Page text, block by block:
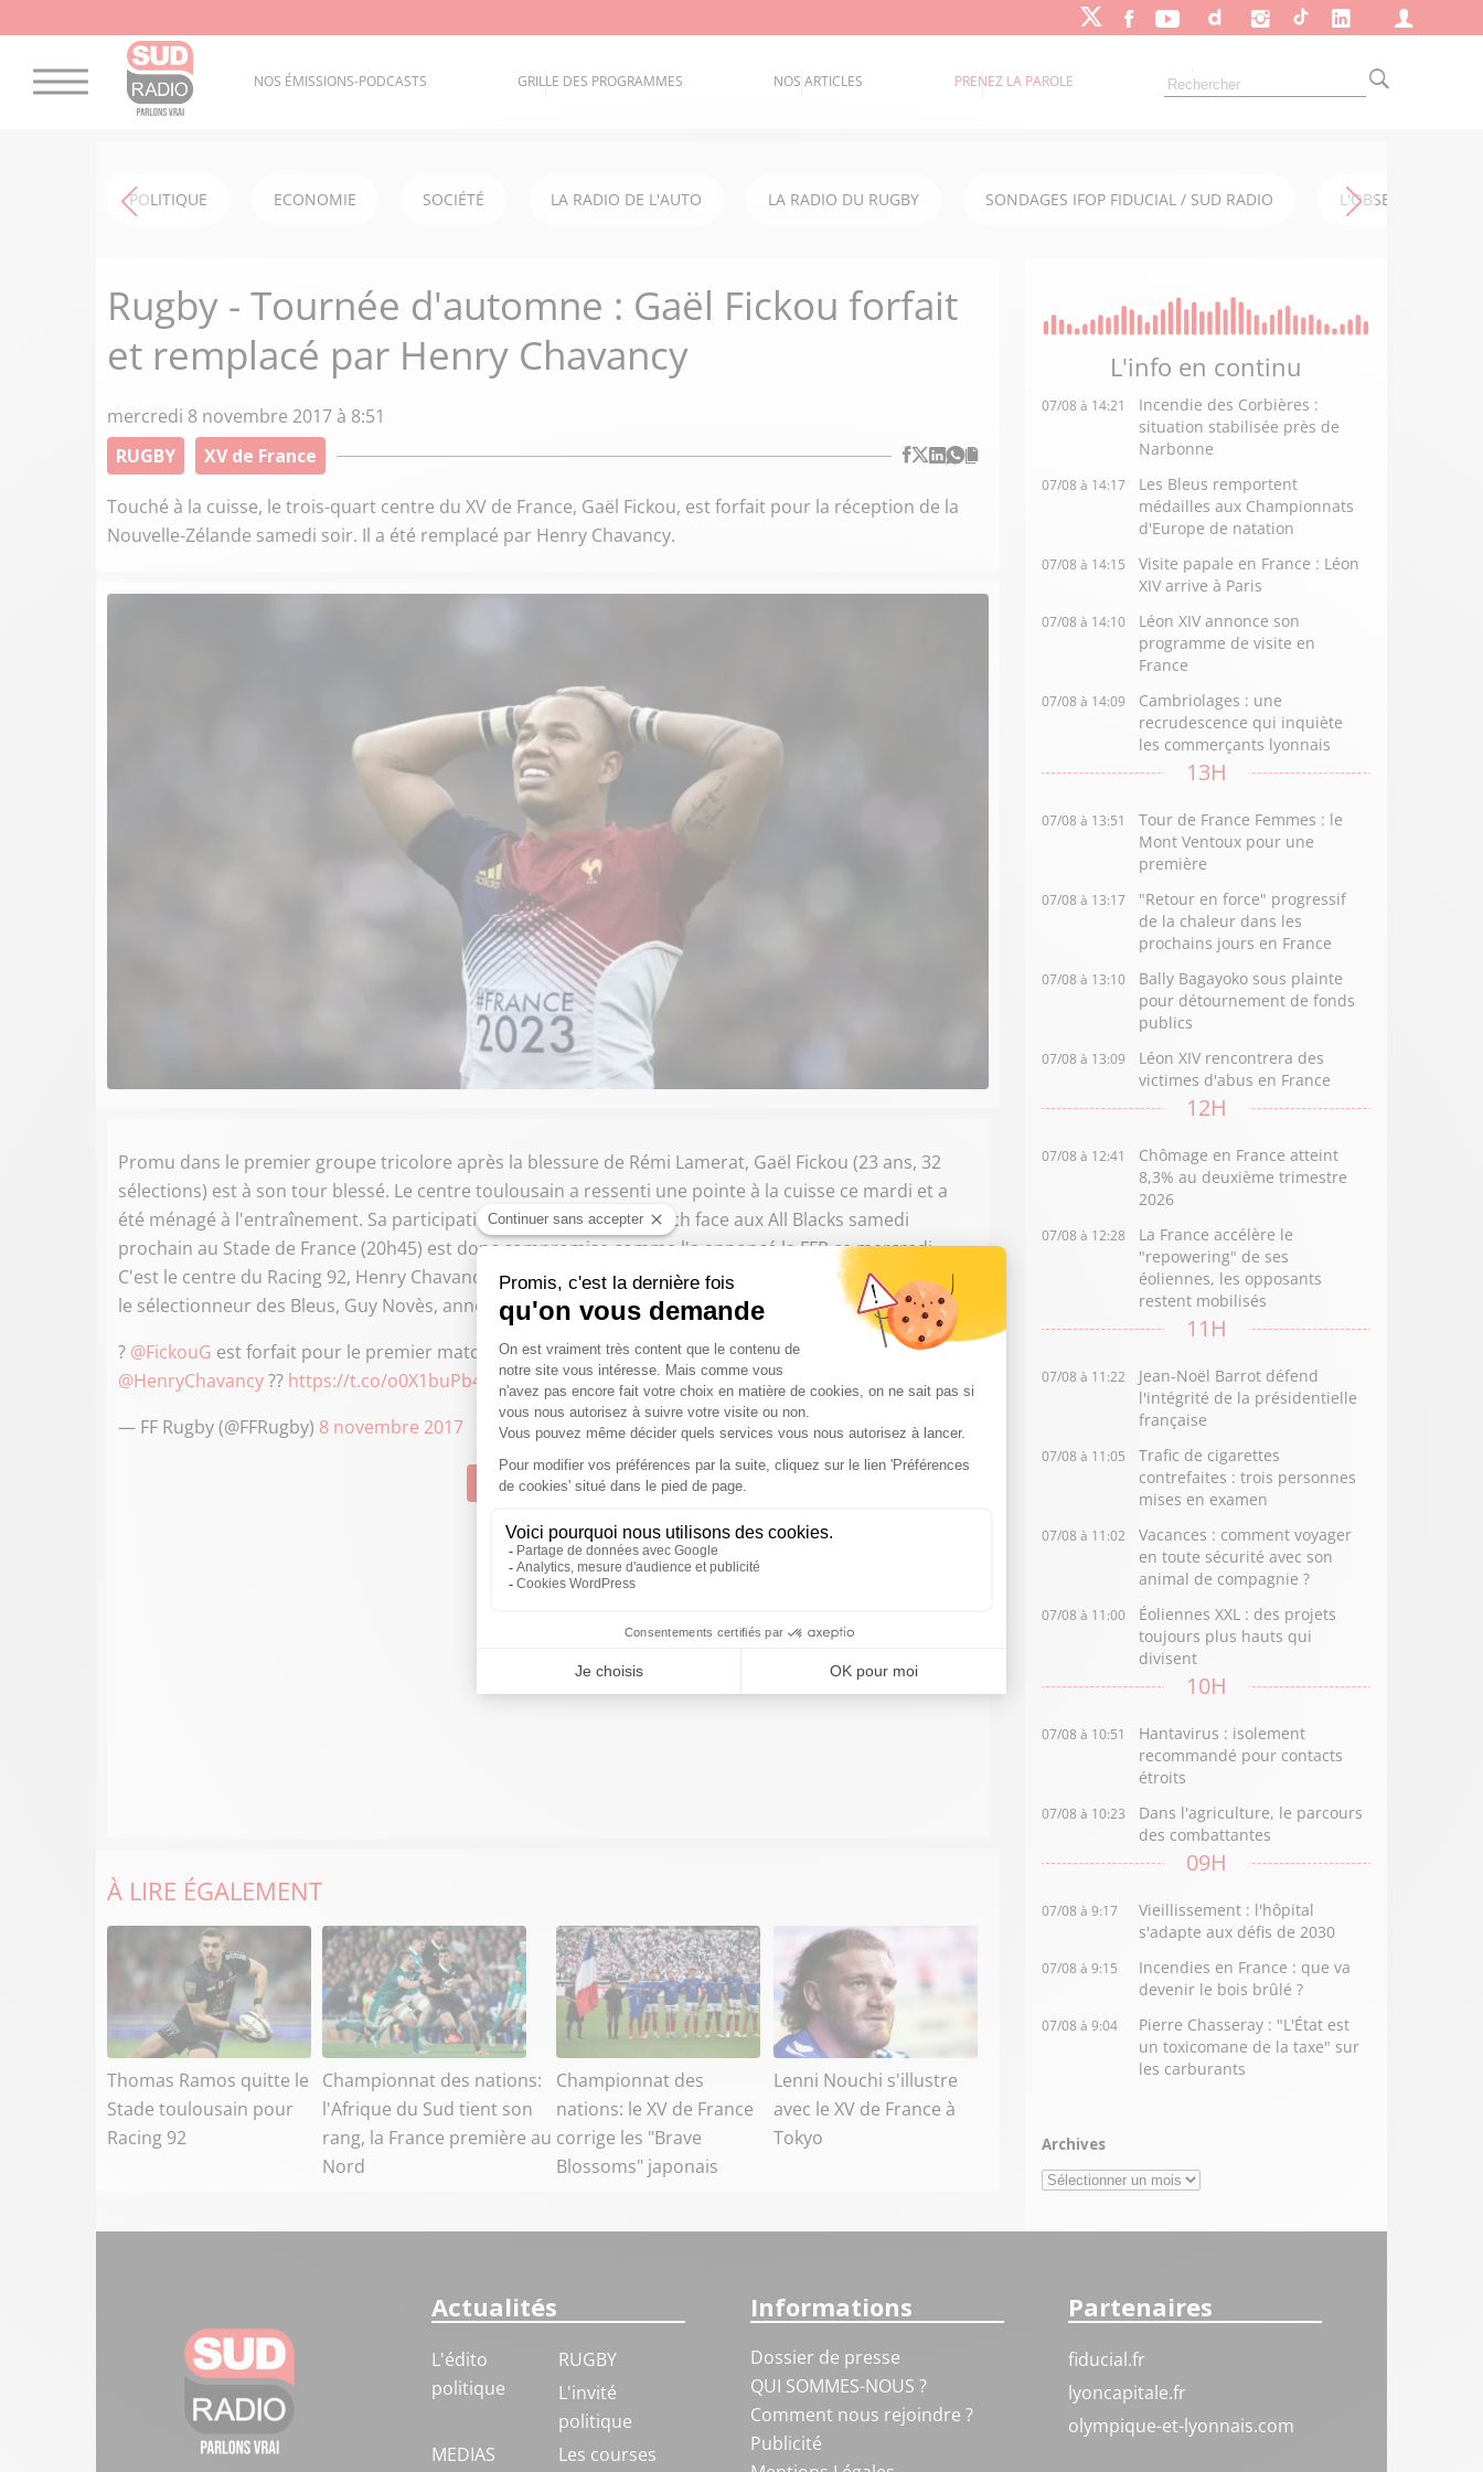
NOS ÉMISSIONS-PODCASTS GRILLE DES PROGRAMMES NOS ARTICLES PRENEZ LA PAROLE
POLITIQUE ECONOMIE SOCIÉTÉ LA RADIO DE L'AUTO LA RADIO DU RUGBY SONDAGES IFOP FIDUCIAL / SUD RADIO L'OBSERVATOIRE
Rugby - Tournée d'automne : Gaël Fickou forfait
et remplacé par Henry Chavancy
mercredi 8 novembre 2017 à 8:51
RUGBY
XV de France
Touché à la cuisse, le trois-quart centre du XV de France, Gaël Fickou, est forfait pour la réception de la
Nouvelle-Zélande samedi soir. Il a été remplacé par Henry Chavancy.
Promu dans le premier groupe tricolore après la blessure de Rémi Lamerat, Gaël Fickou (23 ans, 32
sélections) est à son tour blessé. Le centre toulousain a ressenti une pointe à la cuisse ce mardi et a
été ménagé à l'entraînement. Sa participation au premier test-match face aux All Blacks samedi
prochain au Stade de France (20h45) est donc compromise comme l'a annoncé la FFR ce mercredi.
C'est le centre du Racing 92, Henry Chavancy, qui a été appelé pour le remplacé. Pour rappel,
le sélectionneur des Bleus, Guy Novès, annoncera la composition du XV de France ce jeudi à 14h15.
? @FickouG est forfait pour le premier match samedi contre les@AllBlacks. Il est remplacé par
@HenryChavancy?? https://t.co/o0X1buPb43 #soutienslexv#FRANZpic.twitter.com/4NkWaZK5Bc
— FF Rugby (@FFRugby) 8 novembre 2017
Suivre Sud Radio
À LIRE ÉGALEMENT
Thomas Ramos quitte le
Stade toulousain pour
Racing 92
Championnat des nations:
l'Afrique du Sud tient son
rang, la France première au
Nord
Championnat des
nations: le XV de France
corrige les "Brave
Blossoms" japonais
Lenni Nouchi s'illustre
avec le XV de France à
Tokyo
L'info en continu
07/08 à 14:21
Incendie des Corbières :
situation stabilisée près de
Narbonne
07/08 à 14:17
Les Bleus remportent
médailles aux Championnats
d'Europe de natation
07/08 à 14:15
Visite papale en France : Léon
XIV arrive à Paris
07/08 à 14:10
Léon XIV annonce son
programme de visite en
France
07/08 à 14:09
Cambriolages : une
recrudescence qui inquiète
les commerçants lyonnais
13H
07/08 à 13:51
Tour de France Femmes : le
Mont Ventoux pour une
première
07/08 à 13:17
"Retour en force" progressif
de la chaleur dans les
prochains jours en France
07/08 à 13:10
Bally Bagayoko sous plainte
pour détournement de fonds
publics
07/08 à 13:09
Léon XIV rencontrera des
victimes d'abus en France
12H
07/08 à 12:41
Chômage en France atteint
8,3% au deuxième trimestre
2026
07/08 à 12:28
La France accélère le
"repowering" de ses
éoliennes, les opposants
restent mobilisés
11H
07/08 à 11:22
Jean-Noël Barrot défend
l'intégrité de la présidentielle
française
07/08 à 11:05
Trafic de cigarettes
contrefaites : trois personnes
mises en examen
07/08 à 11:02
Vacances : comment voyager
en toute sécurité avec son
animal de compagnie ?
07/08 à 11:00
Éoliennes XXL : des projets
toujours plus hauts qui
divisent
10H
07/08 à 10:51
Hantavirus : isolement
recommandé pour contacts
étroits
07/08 à 10:23
Dans l'agriculture, le parcours
des combattantes
09H
07/08 à 9:17
Vieillissement : l'hôpital
s'adapte aux défis de 2030
07/08 à 9:15
Incendies en France : que va
devenir le bois brûlé ?
07/08 à 9:04
Pierre Chasseray : "L'État est
un toxicomane de la taxe" sur
les carburants
Archives
Archives
Actualités
L'édito
politique
RUGBY
L'invité
politique
MEDIAS
Les courses
Informations
Dossier de presse
QUI SOMMES-NOUS ?
Comment nous rejoindre ?
Publicité
Partenaires
fiducial.fr
lyoncapitale.fr
olympique-et-lyonnais.com